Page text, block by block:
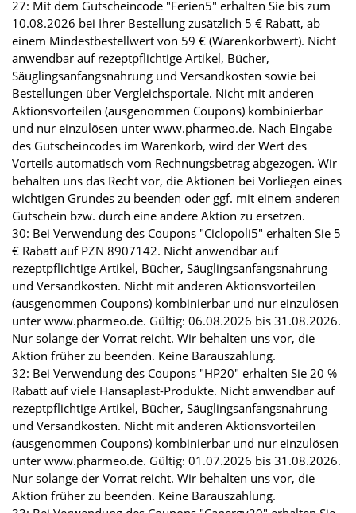
27: Mit dem Gutscheincode "Ferien5" erhalten Sie bis zum
10.08.2026 bei Ihrer Bestellung zusätzlich 5 € Rabatt, ab
einem Mindestbestellwert von 59 € (Warenkorbwert). Nicht
anwendbar auf rezeptpflichtige Artikel, Bücher,
Säuglingsanfangsnahrung und Versandkosten sowie bei
Bestellungen über Vergleichsportale. Nicht mit anderen
Aktionsvorteilen (ausgenommen Coupons) kombinierbar
und nur einzulösen unter www.pharmeo.de. Nach Eingabe
des Gutscheincodes im Warenkorb, wird der Wert des
Vorteils automatisch vom Rechnungsbetrag abgezogen. Wir
behalten uns das Recht vor, die Aktionen bei Vorliegen eines
wichtigen Grundes zu beenden oder ggf. mit einem anderen
Gutschein bzw. durch eine andere Aktion zu ersetzen.
30: Bei Verwendung des Coupons "Ciclopoli5" erhalten Sie 5
€ Rabatt auf PZN 8907142. Nicht anwendbar auf
rezeptpflichtige Artikel, Bücher, Säuglingsanfangsnahrung
und Versandkosten. Nicht mit anderen Aktionsvorteilen
(ausgenommen Coupons) kombinierbar und nur einzulösen
unter www.pharmeo.de. Gültig: 06.08.2026 bis 31.08.2026.
Nur solange der Vorrat reicht. Wir behalten uns vor, die
Aktion früher zu beenden. Keine Barauszahlung.
32: Bei Verwendung des Coupons "HP20" erhalten Sie 20 %
Rabatt auf viele Hansaplast-Produkte. Nicht anwendbar auf
rezeptpflichtige Artikel, Bücher, Säuglingsanfangsnahrung
und Versandkosten. Nicht mit anderen Aktionsvorteilen
(ausgenommen Coupons) kombinierbar und nur einzulösen
unter www.pharmeo.de. Gültig: 01.07.2026 bis 31.08.2026.
Nur solange der Vorrat reicht. Wir behalten uns vor, die
Aktion früher zu beenden. Keine Barauszahlung.